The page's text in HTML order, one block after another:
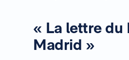
« La lettre du
Madrid »